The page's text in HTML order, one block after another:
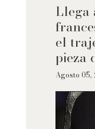
Llega
el
pieza
Agosto 05,